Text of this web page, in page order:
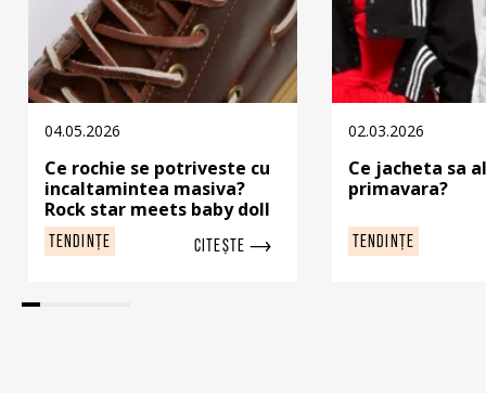
04.05.2026
Ce rochie se potriveste cu
incaltamintea masiva?
Rock star meets baby doll
TENDINȚE CITEȘTE
02.03.2026
Ce jacheta sa
primavara?
TENDINȚE